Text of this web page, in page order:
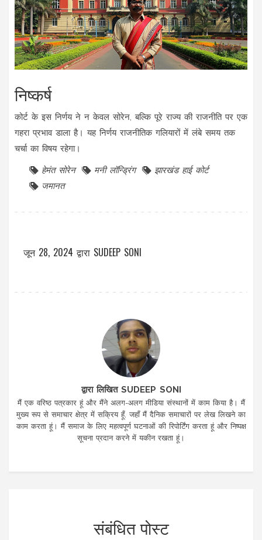
निष्कर्ष
कोर्ट के इस निर्णय ने न केवल सोरेन, बल्कि पूरे राज्य की राजनीति पर एक
गहरा प्रभाव डाला है। यह निर्णय राजनीतिक गलियारों में लंबे समय तक
चर्चा का विषय रहेगा।
हेमंत सोरेन मनी लॉन्ड्रिंग
झारखंड हाई कोर्ट
जमानत
जून 28, 2024 द्वारा SUDEEP SONI
द्वारा लिखित SUDEEP SONI
मैं एक वरिष्ठ पत्रकार हूं और मैंने अलग-अलग मीडिया संस्थानों में काम किया है। मैं
मुख्य रूप से समाचार क्षेत्र में सक्रिय हूँ, जहाँ मैं दैनिक समाचारों पर लेख लिखने का
काम करता हूं। मैं समाज के लिए महत्वपूर्ण घटनाओं की रिपोर्टिंग करता हूं और निष्पक्ष
सूचना प्रदान करने में यकीन रखता हूं।
संबंधित पोस्ट